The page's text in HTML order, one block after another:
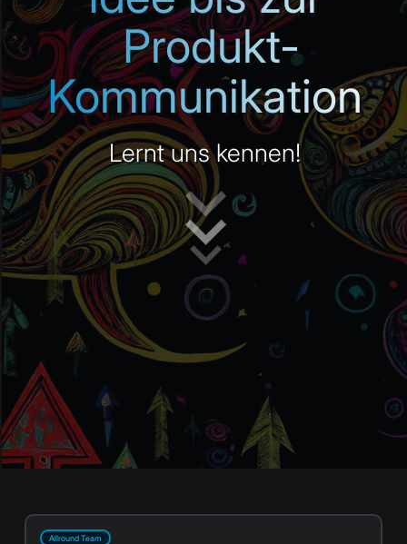
Produkt-
Kommunikation
Lernt uns kennen!
Allround Team